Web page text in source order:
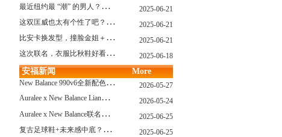
最
近纽约最 “潮” 的男人？布拉德·皮特这波时髦变身有点猛 2025-06-21
这
双匡威也太有个性了吧？TOYA HORIUCHI联名登场！ 2025-06-21
比
安卡换发型，撞脸金姐＋朱莉？ 2025-06-21
这
次联名，衣服比秋鞋好看？Nike x Patta 最新系列登场 2025-06-18
安福新闻 More
N
ew Balance 990v6全新配色发布！总统慢跑鞋再续传奇！ 2026-05-27
A
uralee x New Balance LianMing Kuang Re Bu Jian 2026-05-24
A
uralee x New Balance联名新作公布！主角是这双“小Miu Miu”？ 2025-06-25
复
古足球鞋+未来感中底？Mizuno这次有点东西！ 2025-06-25